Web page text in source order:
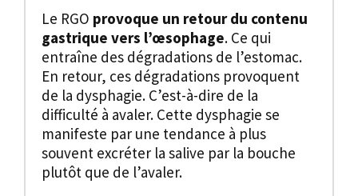
Le RGO provoque un retour du contenu
gastrique vers l’œsophage. Ce qui
entraîne des dégradations de l’estomac.
En retour, ces dégradations provoquent
de la dysphagie. C’est-à-dire de la
difficulté à avaler. Cette dysphagie se
manifeste par une tendance à plus
souvent excréter la salive par la bouche
plutôt que de l’avaler.